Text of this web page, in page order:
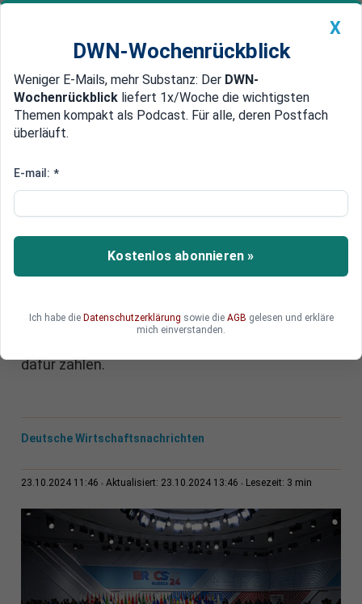
Newsticker MEIN DWN: Geldanlage Premium
Edelmetalle DWN-Magazin China
Brics-Gipfelfest für Russland,
50 Milliarden-Kredit für die
Ukraine an
auf eine riesige Geldsumme für die angegriffene
dafür zahlen.
Deutsche Wirtschaftsnachrichten
23.10.2024 11:46 Aktualisiert: 23.10.2024 13:46 Lesezeit: 3 min
X
DWN-Wochenrückblick
Weniger E-Mails, mehr Substanz: Der DWN-
Wochenrückblick liefert 1x/Woche die wichtigsten
Themen kompakt als Podcast. Für alle, deren Postfach
überläuft.
E-mail: *
Kostenlos abonnieren »
Ich habe die Datenschutzerklärung sowie die AGB gelesen und erkläre
mich einverstanden.